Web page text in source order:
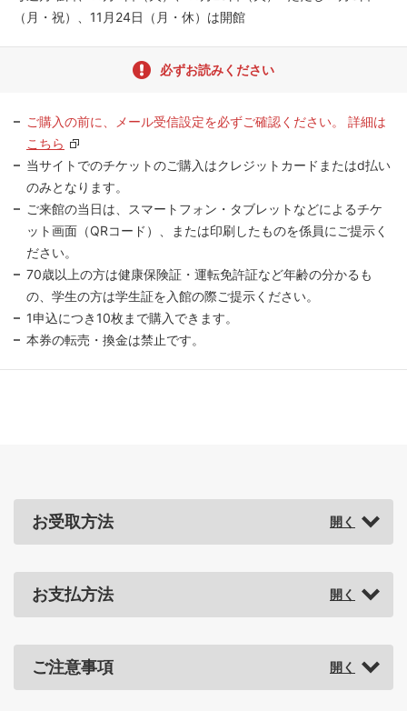
（月・祝）、11月24日（月・休）は開館
必ずお読みください
ご購入の前に、メール受信設定を必ずご確認ください。 詳細は
こちら
当サイトでのチケットのご購入はクレジットカードまたはd払い
のみとなります。
ご来館の当日は、スマートフォン・タブレットなどによるチケ
ット画面（QRコード）、または印刷したものを係員にご提示く
ださい。
70歳以上の方は健康保険証・運転免許証など年齢の分かるも
の、学生の方は学生証を入館の際ご提示ください。
1申込につき10枚まで購入できます。
本券の転売・換金は禁止です。
お受取方法
お支払方法
ご注意事項